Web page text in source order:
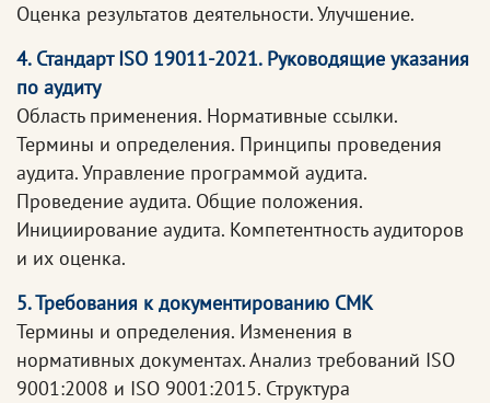
Оценка результатов деятельности. Улучшение.
4. Стандарт ISO 19011-2021. Руководящие указания
по аудиту
Область применения. Нормативные ссылки.
Термины и определения. Принципы проведения
аудита. Управление программой аудита.
Проведение аудита. Общие положения.
Инициирование аудита. Компетентность аудиторов
и их оценка.
5. Требования к документированию СМК
Термины и определения. Изменения в
нормативных документах. Анализ требований ISO
9001:2008 и ISO 9001:2015. Структура